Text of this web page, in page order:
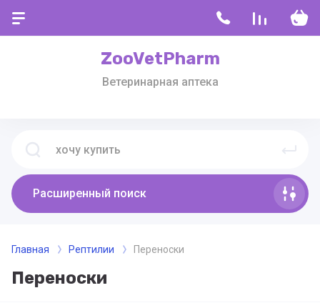
ZooVetPharm
Ветеринарная аптека
Расширенный поиск
Главная Рептилии Переноски
Переноски